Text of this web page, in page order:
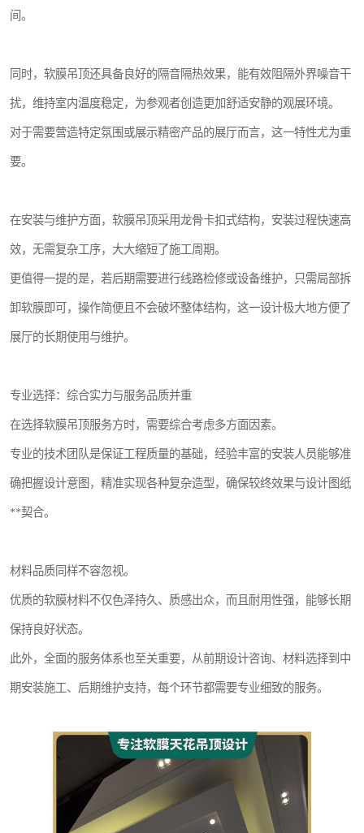
间。
同时，软膜吊顶还具备良好的隔音隔热效果，能有效阻隔外界噪音干
扰，维持室内温度稳定，为参观者创造更加舒适安静的观展环境。
对于需要营造特定氛围或展示精密产品的展厅而言，这一特性尤为重
要。
在安装与维护方面，软膜吊顶采用龙骨卡扣式结构，安装过程快速高
效，无需复杂工序，大大缩短了施工周期。
更值得一提的是，若后期需要进行线路检修或设备维护，只需局部拆
卸软膜即可，操作简便且不会破坏整体结构，这一设计极大地方便了
展厅的长期使用与维护。
专业选择：综合实力与服务品质并重
在选择软膜吊顶服务方时，需要综合考虑多方面因素。
专业的技术团队是保证工程质量的基础，经验丰富的安装人员能够准
确把握设计意图，精准实现各种复杂造型，确保较终效果与设计图纸
**契合。
材料品质同样不容忽视。
优质的软膜材料不仅色泽持久、质感出众，而且耐用性强，能够长期
保持良好状态。
此外，全面的服务体系也至关重要，从前期设计咨询、材料选择到中
期安装施工、后期维护支持，每个环节都需要专业细致的服务。